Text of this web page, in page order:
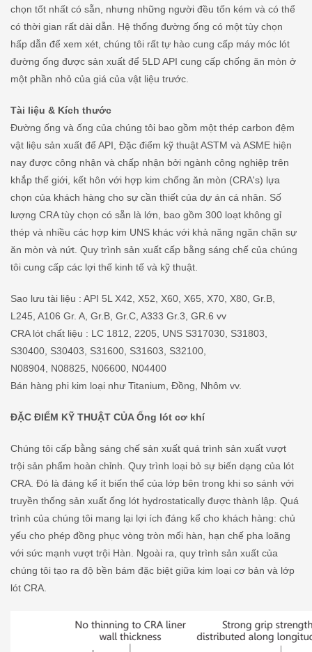
chọn tốt nhất có sẵn, nhưng những người đều tốn kém và có thể
có thời gian rất dài dẫn. Hệ thống đường ống có một tùy chọn
hấp dẫn để xem xét, chúng tôi rất tự hào cung cấp máy móc lót
đường ống được sản xuất để 5LD API cung cấp chống ăn mòn ở
một phần nhỏ của giá của vật liệu trước.
Tài liệu & Kích thước
Đường ống và ống của chúng tôi bao gồm một thép carbon đệm
vật liệu sản xuất để API, Đặc điểm kỹ thuật ASTM và ASME hiện
nay được công nhận và chấp nhận bởi ngành công nghiệp trên
khắp thế giới, kết hôn với hợp kim chống ăn mòn (CRA's) lựa
chọn của khách hàng cho sự cần thiết của dự án cá nhân. Số
lượng CRA tùy chọn có sẵn là lớn, bao gồm 300 loạt không gỉ
thép và nhiều các hợp kim UNS khác với khả năng ngăn chặn sự
ăn mòn và nứt. Quy trình sản xuất cấp bằng sáng chế của chúng
tôi cung cấp các lợi thế kinh tế và kỹ thuật.
Sao lưu tài liệu : API 5L X42, X52, X60, X65, X70, X80, Gr.B,
L245, A106 Gr. A, Gr.B, Gr.C, A333 Gr.3, GR.6 vv
CRA lót chất liệu : LC 1812, 2205, UNS S317030, S31803,
S30400, S30403, S31600, S31603, S32100,
N08904, N08825, N06600, N04400
Bán hàng phi kim loại như Titanium, Đồng, Nhôm vv.
ĐẶC ĐIỂM KỸ THUẬT CỦA Ống lót cơ khí
Chúng tôi cấp bằng sáng chế sản xuất quá trình sản xuất vượt
trội sản phẩm hoàn chỉnh. Quy trình loại bỏ sự biến dạng của lót
CRA. Đó là đáng kể ít biến thể của lớp bên trong khi so sánh với
truyền thống sản xuất ống lót hydrostatically được thành lập. Quá
trình của chúng tôi mang lại lợi ích đáng kể cho khách hàng: chủ
yếu cho phép đồng phục vòng tròn mối hàn, hạn chế pha loãng
với sức mạnh vượt trội Hàn. Ngoài ra, quy trình sản xuất của
chúng tôi tạo ra độ bền bám đặc biệt giữa kim loại cơ bản và lớp
lót CRA.